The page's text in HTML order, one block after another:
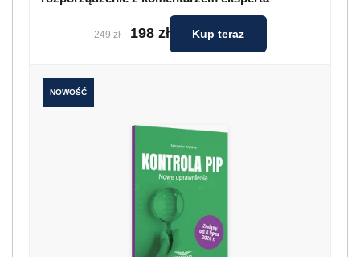
249 zł 198 zł Kup teraz
NOWOŚĆ